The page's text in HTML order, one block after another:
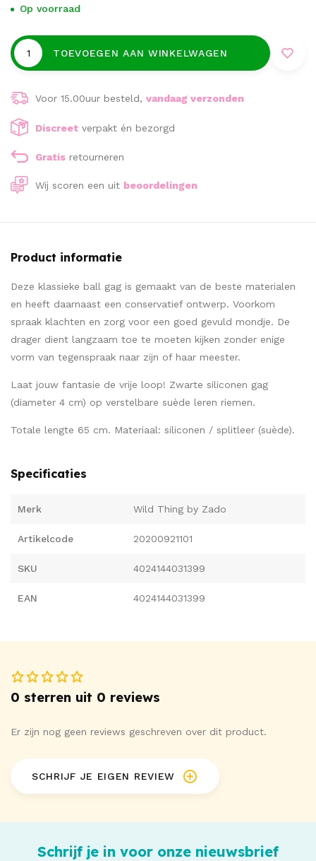
Op voorraad
TOEVOEGEN AAN WINKELWAGEN
Voor 15.00uur besteld, vandaag verzonden
Discreet verpakt én bezorgd
Gratis retourneren
Wij scoren een uit beoordelingen
Product informatie
Deze klassieke ball gag is gemaakt van de beste materialen
en heeft daarnaast een conservatief ontwerp. Voorkom
spraak klachten en zorg voor een goed gevuld mondje. De
drager dient langzaam toe te moeten kijken zonder enige
vorm van tegenspraak naar zijn of haar meester.
Laat jouw fantasie de vrije loop! Zwarte siliconen gag
(diameter 4 cm) op verstelbare suède leren riemen.
Totale lengte 65 cm. Materiaal: siliconen / splitleer (suède).
Specificaties
Merk Wild Thing by Zado
Artikelcode 20200921101
SKU 4024144031399
EAN 4024144031399
0 sterren uit 0 reviews
Er zijn nog geen reviews geschreven over dit product.
SCHRIJF JE EIGEN REVIEW
Schrijf je in voor onze nieuwsbrief